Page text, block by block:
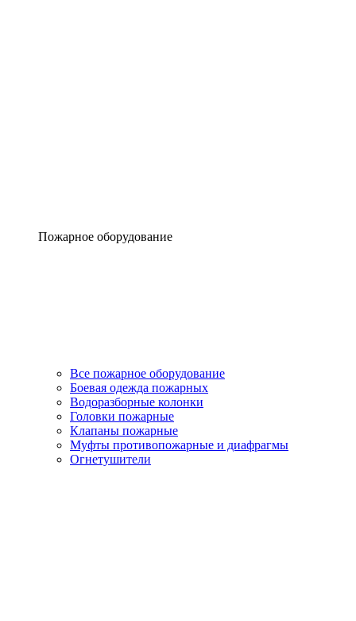
Пожарное оборудование
Все пожарное оборудование
Боевая одежда пожарных
Водоразборные колонки
Головки пожарные
Клапаны пожарные
Муфты противопожарные и диафрагмы
Огнетушители